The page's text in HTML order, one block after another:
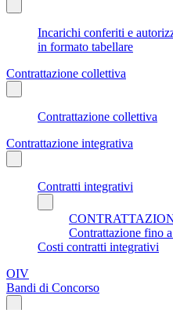
Incarichi conferiti e
in formato tabellare
Contrattazione collettiva
Contrattazione collettiva
Contrattazione integrativa
Contratti integrativi
Contrattazione fino
Costi contratti integrativi
OIV
Bandi di Concorso